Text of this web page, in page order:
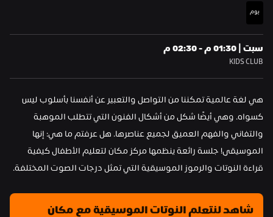
يوم
سبت | 01:30 م - 02:30 م
KIDS CLUB
قراءة النوتات والرموز الموسيقية التي تمثل درجات الصوت المختلفة.